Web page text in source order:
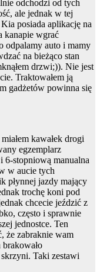
odchodzi od tych
ale jednak w tej
posiada aplikację na
kanapie wgrać
odpalamy auto i mamy
na bieżąco stan
drzwi;)). Nie jest
Traktowałem ją
gadżetów powinna się
kawałek drogi
egzemplarz
stopniową manualna
w aucie tych
płynnej jazdy mający
trochę koni pod
chcecie jeździć z
często i sprawnie
jednostce. Ten
że zabraknie wam
Taki zestawi